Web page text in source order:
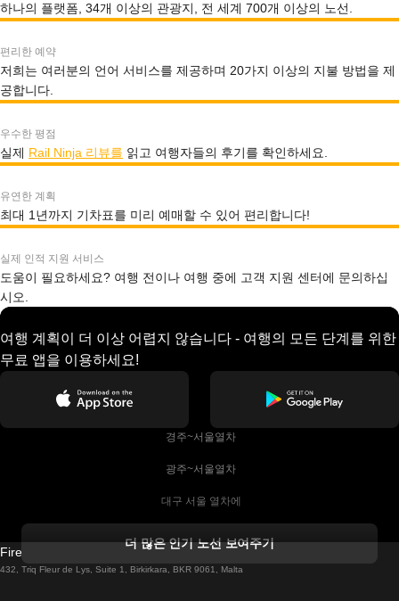
하나의 플랫폼, 34개 이상의 관광지, 전 세계 700개 이상의 노선.
편리한 예약
저희는 여러분의 언어 서비스를 제공하며 20가지 이상의 지불 방법을 제
공합니다.
우수한 평점
실제 Rail Ninja 리뷰를 읽고 여행자들의 후기를 확인하세요.
유연한 계획
최대 1년까지 기차표를 미리 예매할 수 있어 편리합니다!
실제 인적 지원 서비스
도움이 필요하세요? 여행 전이나 여행 중에 고객 지원 센터에 문의하십
시오.
여행 계획이 더 이상 어렵지 않습니다 - 여행의 모든 단계를 위한
무료 앱을 이용하세요!
경주~서울열차
광주~서울열차
대구 서울 열차에
더블린에서 골웨이 열차
더 많은 인기 노선 보여주기
Firebird GT Limited (OC 1451)
432, Triq Fleur de Lys, Suite 1, Birkirkara, BKR 9061, Malta